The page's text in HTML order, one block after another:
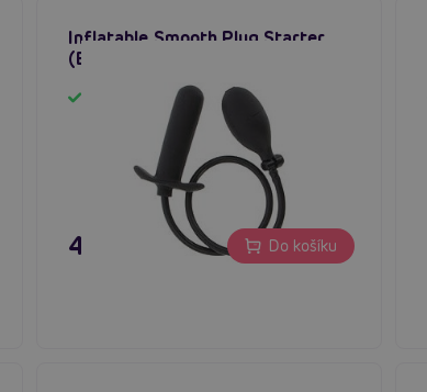
Inflatable Smooth Plug Starter
(Black), nafukovací anální kolík
469 Kč Do košíku